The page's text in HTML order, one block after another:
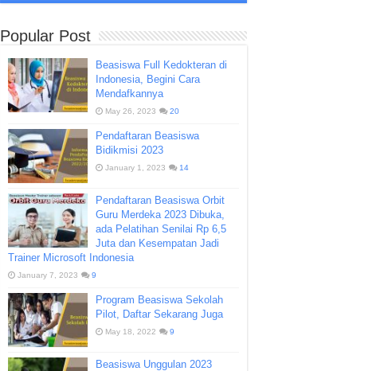
Popular Post
Beasiswa Full Kedokteran di
Indonesia, Begini Cara
Mendafkannya
May 26, 2023 20
Pendaftaran Beasiswa
Bidikmisi 2023
January 1, 2023 14
Pendaftaran Beasiswa Orbit
Guru Merdeka 2023 Dibuka,
ada Pelatihan Senilai Rp 6,5
Juta dan Kesempatan Jadi
Trainer Microsoft Indonesia
January 7, 2023 9
Program Beasiswa Sekolah
Pilot, Daftar Sekarang Juga
May 18, 2022 9
Beasiswa Unggulan 2023